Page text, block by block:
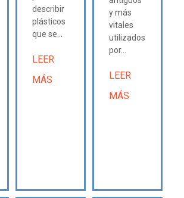
describir
plásticos
que se...
LEER
MÁS
y más
vitales
utilizados
por...
LEER
MÁS